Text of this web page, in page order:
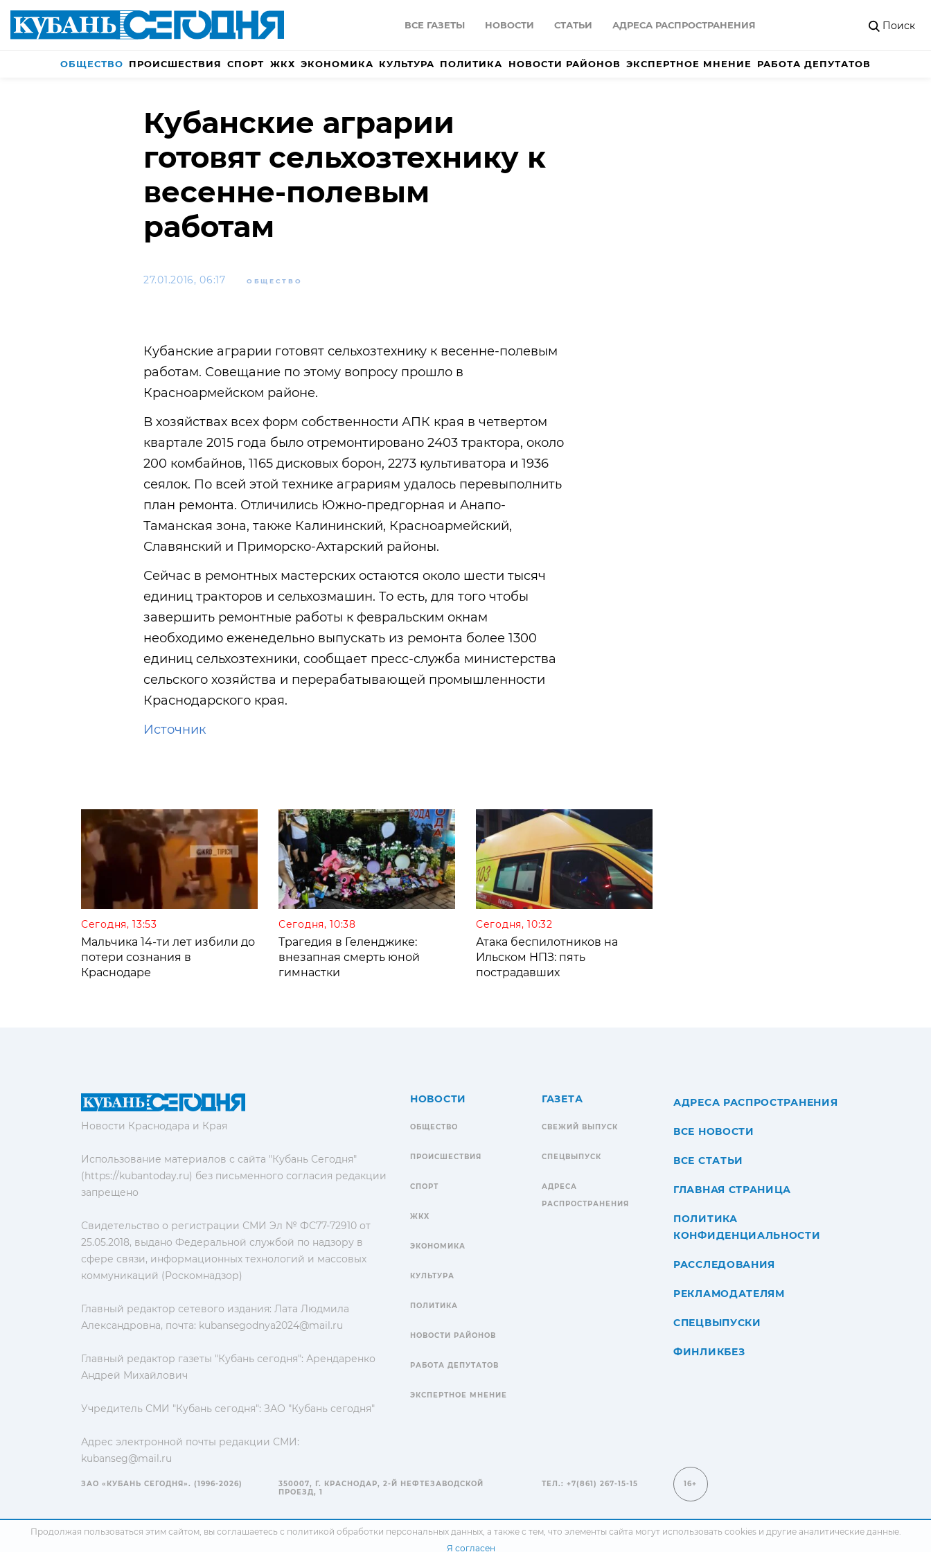
ВСЕ ГАЗЕТЫ НОВОСТИ СТАТЬИ АДРЕСА РАСПРОСТРАНЕНИЯ Поиск
ОБЩЕСТВО ПРОИСШЕСТВИЯ СПОРТ ЖКХ ЭКОНОМИКА КУЛЬТУРА ПОЛИТИКА НОВОСТИ РАЙОНОВ ЭКСПЕРТНОЕ МНЕНИЕ РАБОТА ДЕПУТАТОВ
Кубанские аграрии
готовят сельхозтехнику к
весенне-полевым
работам
27.01.2016, 06:17 ОБЩЕСТВО
Кубанские аграрии готовят сельхозтехнику к весенне-полевым
работам. Совещание по этому вопросу прошло в
Красноармейском районе.
В хозяйствах всех форм собственности АПК края в четвертом
квартале 2015 года было отремонтировано 2403 трактора, около
200 комбайнов, 1165 дисковых борон, 2273 культиватора и 1936
сеялок. По всей этой технике аграриям удалось перевыполнить
план ремонта. Отличились Южно-предгорная и Анапо-
Таманская зона, также Калининский, Красноармейский,
Славянский и Приморско-Ахтарский районы.
Сейчас в ремонтных мастерских остаются около шести тысяч
единиц тракторов и сельхозмашин. То есть, для того чтобы
завершить ремонтные работы к февральским окнам
необходимо еженедельно выпускать из ремонта более 1300
единиц сельхозтехники, сообщает пресс-служба министерства
сельского хозяйства и перерабатывающей промышленности
Краснодарского края.
Источник
Сегодня, 13:53
Мальчика 14-ти лет избили до
потери сознания в
Краснодаре
Сегодня, 10:38
Трагедия в Геленджике:
внезапная смерть юной
гимнастки
Сегодня, 10:32
Атака беспилотников на
Ильском НПЗ: пять
пострадавших
Новости Краснодара и Края
Использование материалов с сайта "Кубань Сегодня"
(https://kubantoday.ru) без письменного согласия редакции
запрещено
Свидетельство о регистрации СМИ Эл № ФС77-72910 от
25.05.2018, выдано Федеральной службой по надзору в
сфере связи, информационных технологий и массовых
коммуникаций (Роскомнадзор)
Главный редактор сетевого издания: Лата Людмила
Александровна, почта: kubansegodnya2024@mail.ru
Главный редактор газеты "Кубань сегодня": Арендаренко
Андрей Михайлович
Учредитель СМИ "Кубань сегодня": ЗАО "Кубань сегодня"
Адрес электронной почты редакции СМИ:
kubanseg@mail.ru
НОВОСТИ
ОБЩЕСТВО
ПРОИСШЕСТВИЯ
СПОРТ
ЖКХ
ЭКОНОМИКА
КУЛЬТУРА
ПОЛИТИКА
НОВОСТИ РАЙОНОВ
РАБОТА ДЕПУТАТОВ
ЭКСПЕРТНОЕ МНЕНИЕ
ГАЗЕТА
СВЕЖИЙ ВЫПУСК
СПЕЦВЫПУСК
АДРЕСА
РАСПРОСТРАНЕНИЯ
АДРЕСА РАСПРОСТРАНЕНИЯ
ВСЕ НОВОСТИ
ВСЕ СТАТЬИ
ГЛАВНАЯ СТРАНИЦА
ПОЛИТИКА
КОНФИДЕНЦИАЛЬНОСТИ
РАССЛЕДОВАНИЯ
РЕКЛАМОДАТЕЛЯМ
СПЕЦВЫПУСКИ
ФИНЛИКБЕЗ
ЗАО «КУБАНЬ СЕГОДНЯ». (1996-2026)
350007, Г. КРАСНОДАР, 2-Й НЕФТЕЗАВОДСКОЙ
ПРОЕЗД, 1
ТЕЛ.: +7(861) 267-15-15 16+
Продолжая пользоваться этим сайтом, вы соглашаетесь с политикой обработки персональных данных, а также с тем, что элементы сайта могут использовать cookies и другие аналитические данные.
Я согласен